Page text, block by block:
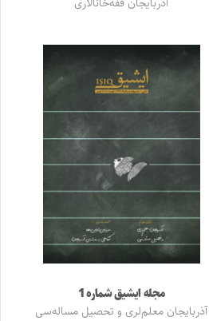
مجله ایشیق شماره 1
آذربایجان معلم‌لری و تحصیل مساله‌سی